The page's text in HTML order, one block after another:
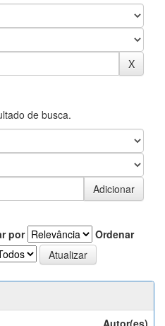
de busca.
por
Ordenar
Autor(es)